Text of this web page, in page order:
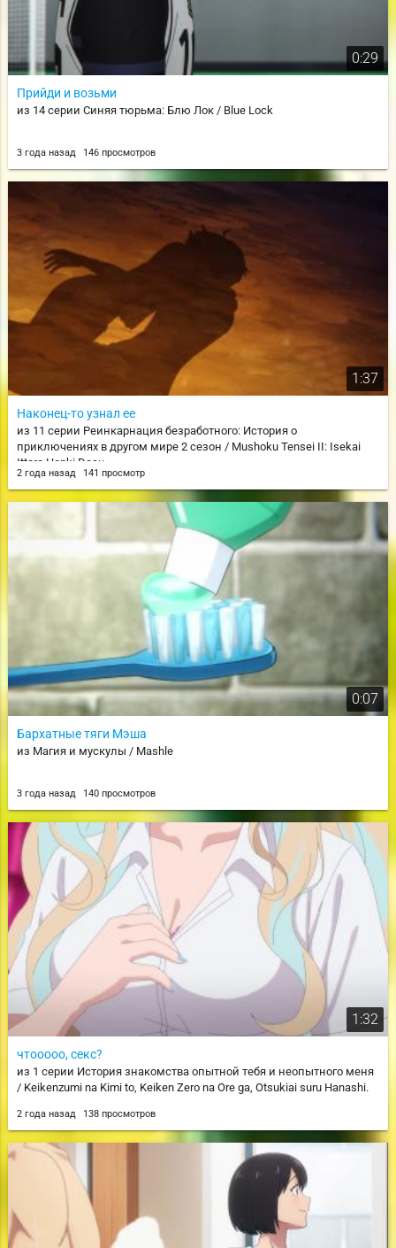
0:29
Прийди и возьми
из 14 серии Синяя тюрьма: Блю Лок / Blue Lock
3 года назад 146 просмотров
1:37
Наконец-то узнал ее
из 11 серии Реинкарнация безработного: История о
приключениях в другом мире 2 сезон / Mushoku Tensei II: Isekai
Ittara Honki Dasu
2 года назад 141 просмотр
0:07
Бархатные тяги Мэша
из Магия и мускулы / Mashle
3 года назад 140 просмотров
1:32
чтооооо, секс?
из 1 серии История знакомства опытной тебя и неопытного меня
/ Keikenzumi na Kimi to, Keiken Zero na Ore ga, Otsukiai suru Hanashi.
2 года назад 138 просмотров